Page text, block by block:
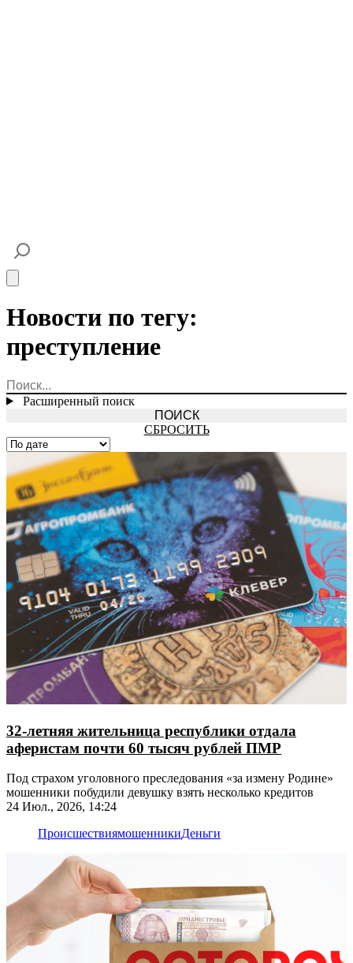
Новости по тегу:
преступление
Расширенный поиск
СБРОСИТЬ
32-летняя жительница республики отдала
аферистам почти 60 тысяч рублей ПМР
Под страхом уголовного преследования «за измену Родине»
мошенники побудили девушку взять несколько кредитов
24 Июл., 2026, 14:24
ПроисшествиямошенникиДеньги